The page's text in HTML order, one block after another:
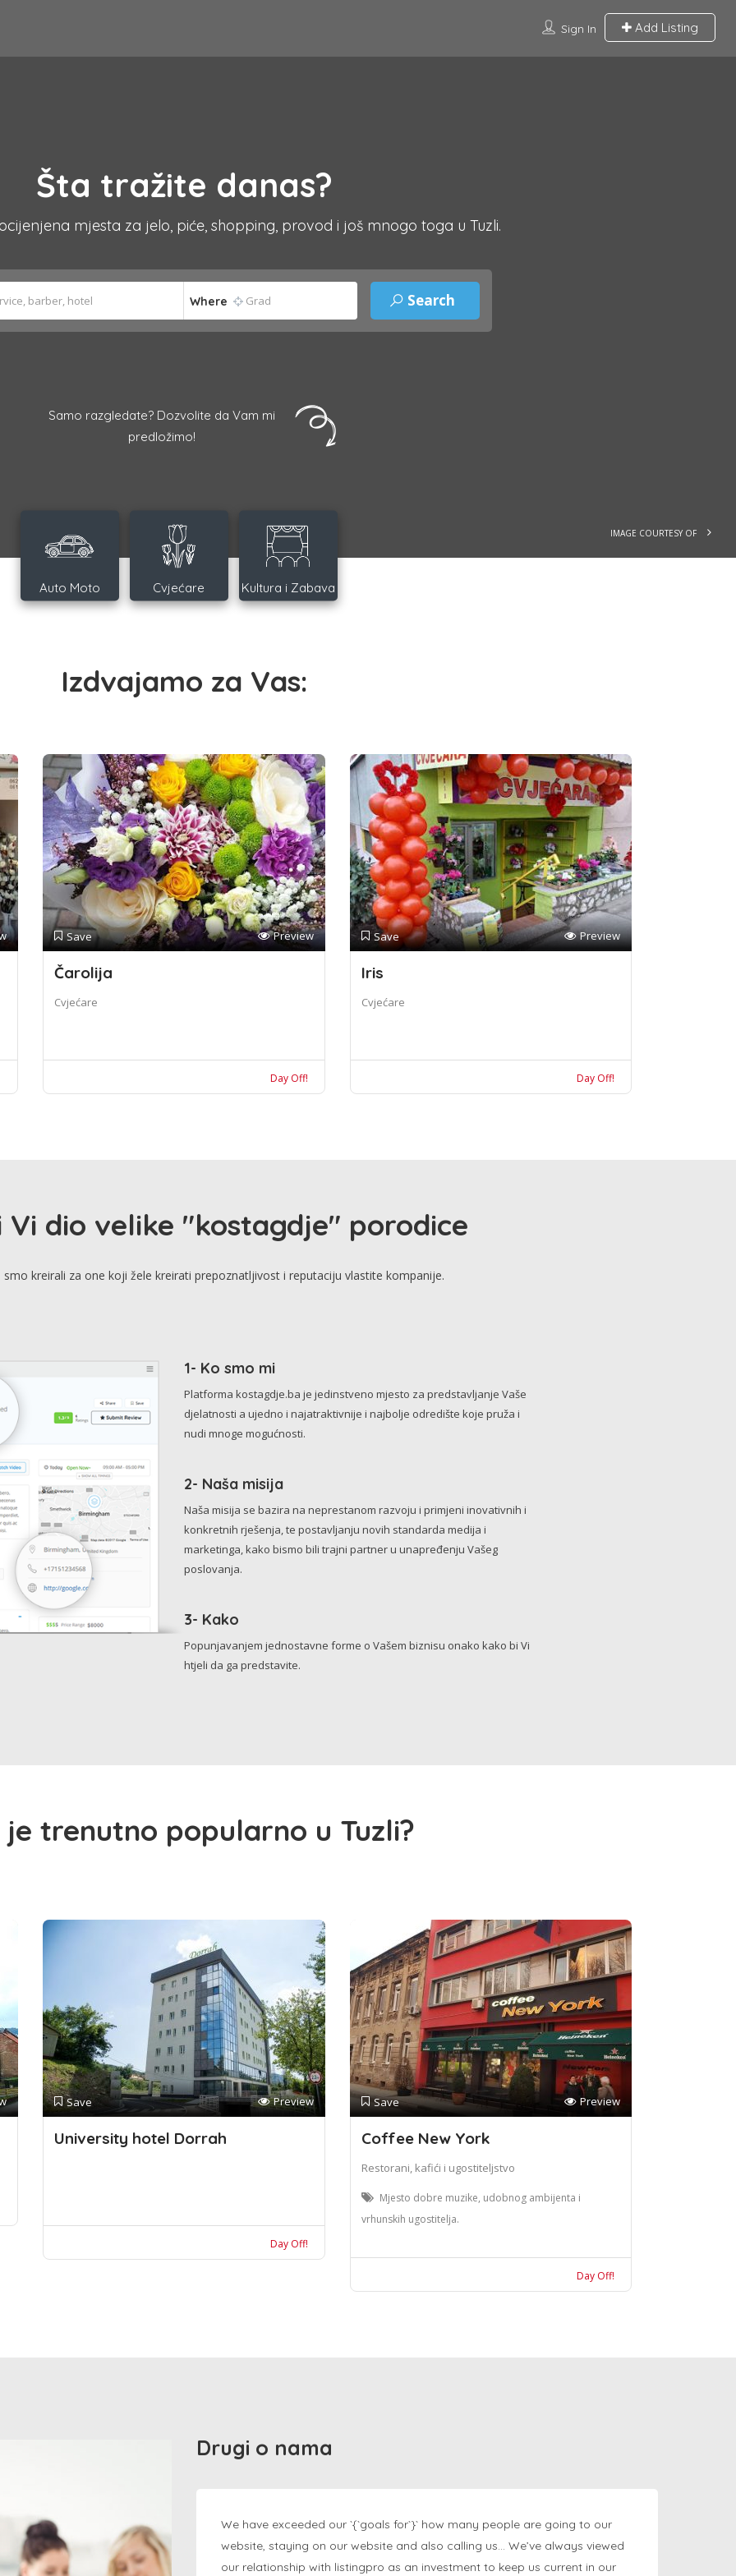
Sign In Add Listing
IMAGE COURTESY OF
Šta tražite danas?
mjesta za jelo, piće, shopping, provod i još mnogo toga u Tuzli.
Where
Samo razgledate? Dozvolite da Vam mi
predložimo!
Auto Moto Cvjećare Kultura i Zabava
Izdvajamo za Vas:
Save Preview
Čarolija
Cvjećare
Day Off!
Save Preview
Iris
Cvjećare
Day Off!
Vi dio velike "kostagdje" porodice
kreirali za one koji žele kreirati prepoznatljivost i reputaciju vlastite kompanije.
1- Ko smo mi
Platforma kostagdje.ba je jedinstveno mjesto za predstavljanje Vaše
djelatnosti a ujedno i najatraktivnije i najbolje odredište koje pruža i
nudi mnoge mogućnosti.
2- Naša misija
Naša misija se bazira na neprestanom razvoju i primjeni inovativnih i
konkretnih rješenja, te postavljanju novih standarda medija i
marketinga, kako bismo bili trajni partner u unapređenju Vašeg
poslovanja.
3- Kako
Popunjavanjem jednostavne forme o Vašem biznisu onako kako bi Vi
htjeli da ga predstavite.
je trenutno popularno u Tuzli?
Save Preview
University hotel Dorrah
Day Off!
Save Preview
Coffee New York
Restorani, kafići i ugostiteljstvo
Mjesto dobre muzike, udobnog ambijenta i
vrhunskih ugostitelja.
Day Off!
Drugi o nama
We have exceeded our `{`goals for`}` how many people are going to our
website, staying on our website and also calling us… We’ve always viewed
our relationship with listingpro as an investment to keep us current in our